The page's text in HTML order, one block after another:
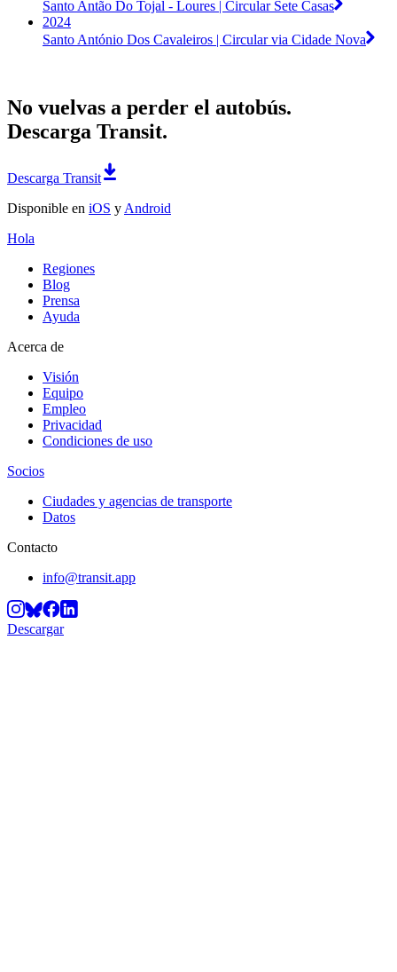
Santo Antão Do Tojal - Loures | Circular Sete Casas
2024
Santo António Dos Cavaleiros | Circular via Cidade Nova
No vuelvas a perder el autobús.
Descarga Transit.
Descarga Transit
Disponible en iOS y Android
Hola
Regiones
Blog
Prensa
Ayuda
Acerca de
Visión
Equipo
Empleo
Privacidad
Condiciones de uso
Socios
Ciudades y agencias de transporte
Datos
Contacto
info@transit.app
Descargar